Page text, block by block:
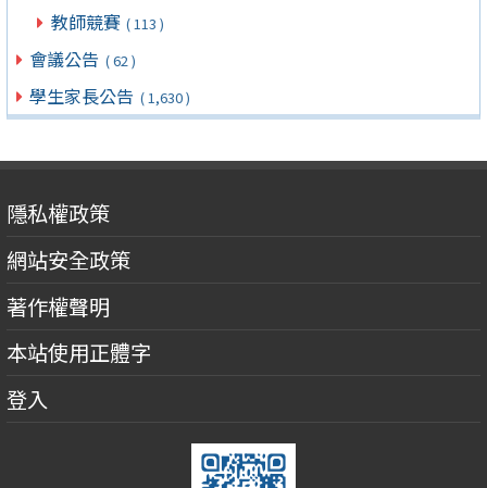
教師競賽 ( 113 )
會議公告 ( 62 )
學生家長公告 ( 1,630 )
隱私權政策
網站安全政策
著作權聲明
本站使用正體字
登入